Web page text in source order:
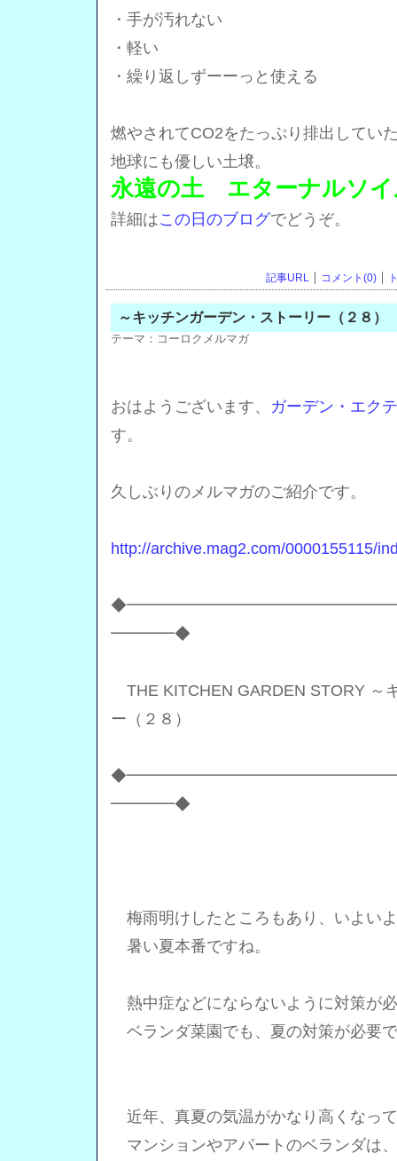
・手が汚れない
・軽い
・繰り返しずーーっと使える
燃やされてCO2をたっぷり排出してい
地球にも優しい土壌。
永遠の土 エターナルソ
詳細はこの日のブログでどうぞ。
記事URL コメント(0)
～キッチンガーデン・ストーリー（２８）
テーマ： コーロクメルマガ
おはようございます、 ガーデン・エク
す。
久しぶりのメルマガのご紹介です。
http://archive.mag2.com/0000155115/
━━━━◆
THE KITCHEN GARDEN STORY ～
ー（２８）
━━━━◆
梅雨明けしたところもあり、いよい
暑い夏本番ですね。
熱中症などにならないように対策が
ベランダ菜園でも、夏の対策が必要
近年、真夏の気温がかなり高くなっ
マンションやアパートのベランダは